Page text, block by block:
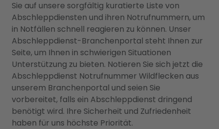
Sie auf unsere sorgfältig kuratierte Liste von
Abschleppdiensten und ihren Notrufnummern, um
in Notfällen schnell reagieren zu können. Unser
Abschleppdienst-Branchenportal steht Ihnen zur
Seite, um Ihnen in schwierigen Situationen
Unterstützung zu bieten. Notieren Sie sich jetzt die
Abschleppdienst Notrufnummer Wildflecken aus
unserem Branchenportal und seien Sie
vorbereitet, falls ein Abschleppdienst dringend
benötigt wird. Ihre Sicherheit und Zufriedenheit
haben für uns höchste Priorität.